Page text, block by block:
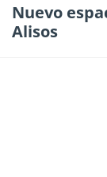
Nuevo
Alisos